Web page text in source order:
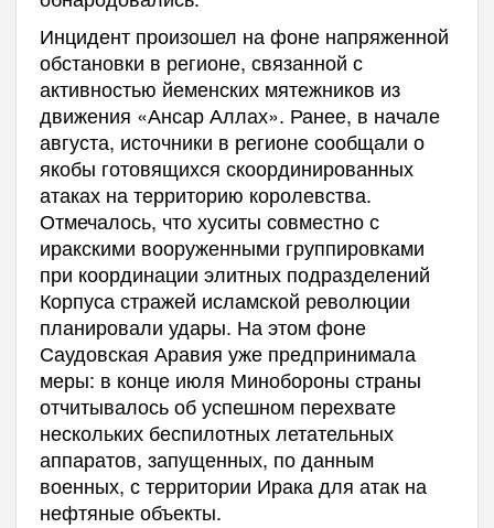
Инцидент произошел на фоне напряженной
обстановки в регионе, связанной с
активностью йеменских мятежников из
движения «Ансар Аллах». Ранее, в начале
августа, источники в регионе сообщали о
якобы готовящихся скоординированных
атаках на территорию королевства.
Отмечалось, что хуситы совместно с
иракскими вооруженными группировками
при координации элитных подразделений
Корпуса стражей исламской революции
планировали удары. На этом фоне
Саудовская Аравия уже предпринимала
меры: в конце июля Минобороны страны
отчитывалось об успешном перехвате
нескольких беспилотных летательных
аппаратов, запущенных, по данным
военных, с территории Ирака для атак на
нефтяные объекты.